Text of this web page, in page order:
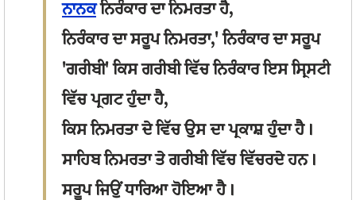
ਨਾਨਕਨਿਰੰਕਾਰ ਦਾ ਨਿਮਰਤਾ ਹੈ,
ਨਿਰੰਕਾਰ ਦਾ ਸਰੂਪ ਨਿਮਰਤਾ,' ਨਿਰੰਕਾਰ ਦਾ ਸਰੂਪ
'ਗਰੀਬੀ' ਕਿਸ ਗਰੀਬੀ ਵਿੱਚ ਨਿਰੰਕਾਰ ਇਸ ਸ੍ਰਿਸਟੀ
ਵਿੱਚ ਪ੍ਰਗਟ ਹੁੰਦਾ ਹੈ,
ਕਿਸ ਨਿਮਰਤਾ ਦੇ ਵਿੱਚ ਉਸ ਦਾ ਪ੍ਰਕਾਸ਼ ਹੁੰਦਾ ਹੈ।
ਸਾਹਿਬ ਨਿਮਰਤਾ ਤੇ ਗਰੀਬੀ ਵਿੱਚ ਵਿੱਚਰਦੇ ਹਨ।
ਸਰੂਪ ਜਿਉਂ ਧਾਰਿਆ ਹੋਇਆ ਹੈ।